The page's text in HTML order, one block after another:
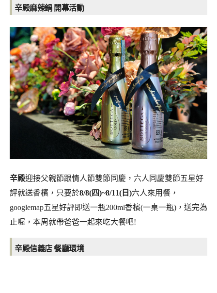
辛殿麻辣鍋 開幕活動
辛殿迎接父親節跟情人節雙節同慶，六人同慶雙節五星好
評就送香檳，只要於8/8(四)~8/11(日)六人來用餐，
googlemap五星好評即送一瓶200ml香檳(一桌一瓶)，送完為
止喔，本周就帶爸爸一起來吃大餐吧!
辛殿信義店 餐廳環境